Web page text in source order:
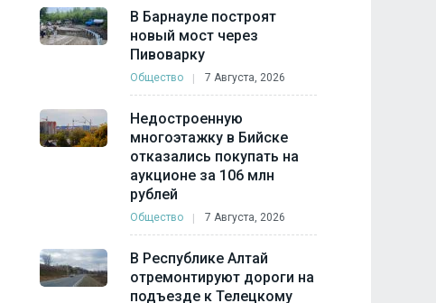
В Барнауле построят
новый мост через
Пивоварку
Общество 7 Августа, 2026
Недостроенную
многоэтажку в Бийске
отказались покупать на
аукционе за 106 млн
рублей
Общество 7 Августа, 2026
В Республике Алтай
отремонтируют дороги на
подъезде к Телецкому